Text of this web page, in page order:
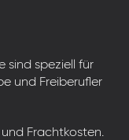
sind speziell für
und Freiberufler
Frachtkosten.